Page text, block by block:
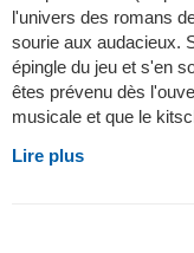
l'univers des romans
sourie aux audacieux.
épingle du jeu et s'en
êtes prévenu dès
musicale et que le
Lire plus